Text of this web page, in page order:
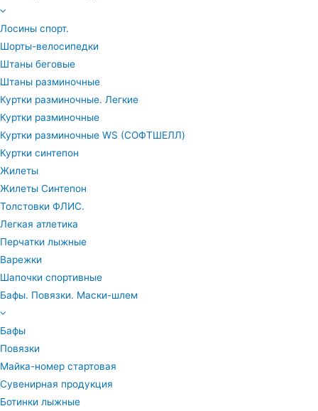
Лосины спорт.
Шорты-велосипедки
Штаны беговые
Штаны разминочные
Куртки разминочные. Легкие
Куртки разминочные
Куртки разминочные WS (СОФТШЕЛЛ)
Куртки синтепон
Жилеты
Жилеты Синтепон
Толстовки ФЛИС.
Легкая атлетика
Перчатки лыжные
Варежки
Шапочки спортивные
Бафы. Повязки. Маски-шлем
Бафы
Повязки
Майка-номер стартовая
Сувенирная продукция
Ботинки лыжные